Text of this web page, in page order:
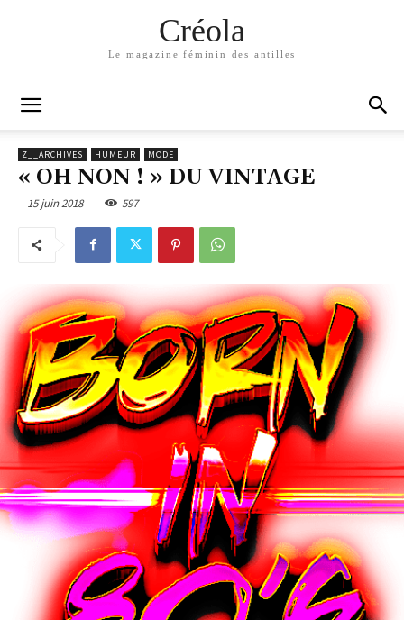
Créola
Le magazine féminin des antilles
Z__ARCHIVES HUMEUR MODE
« OH NON ! » DU VINTAGE
15 juin 2018 597